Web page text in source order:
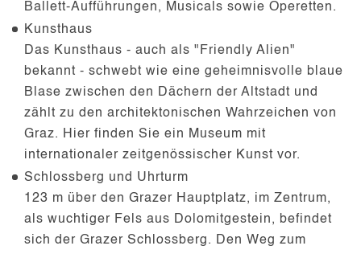
Ballett-Aufführungen, Musicals sowie Operetten.
Kunsthaus
Das Kunsthaus - auch als "Friendly Alien"
bekannt - schwebt wie eine geheimnisvolle blaue
Blase zwischen den Dächern der Altstadt und
zählt zu den architektonischen Wahrzeichen von
Graz. Hier finden Sie ein Museum mit
internationaler zeitgenössischer Kunst vor.
Schlossberg und Uhrturm
123 m über den Grazer Hauptplatz, im Zentrum,
als wuchtiger Fels aus Dolomitgestein, befindet
sich der Grazer Schlossberg. Den Weg zum